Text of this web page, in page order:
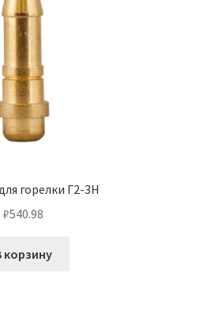
горелки Г2-3Н
₽540.98
корзину